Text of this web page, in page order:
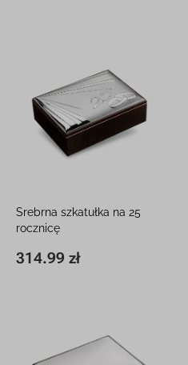
Srebrna szkatułka na 25
rocznicę
314.99 zł
14 x 19 x 5 cm